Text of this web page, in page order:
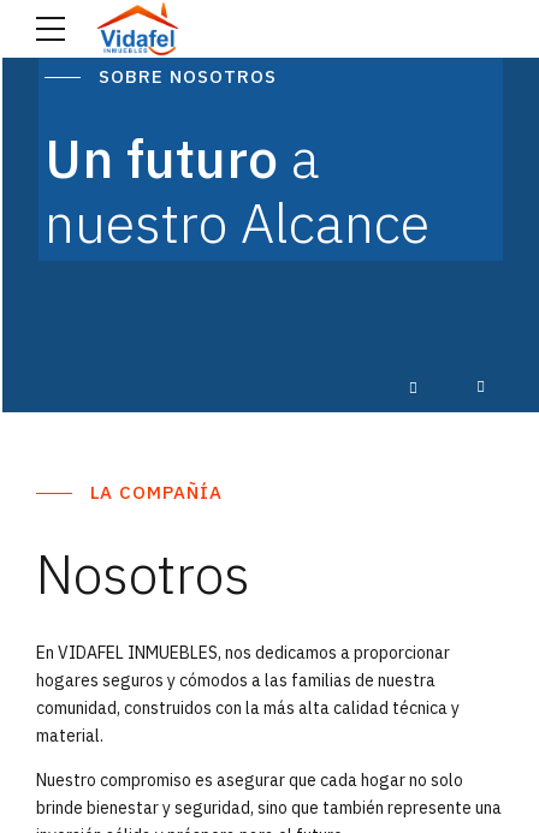
Un futuroa
nuestro Alcance
SOBRE NOSOTROS
Un futuro a
nuestro Alcance
Un futuroa
nuestro Alcance
LA COMPAÑÍA
Nosotros
En VIDAFEL INMUEBLES, nos dedicamos a proporcionar
hogares seguros y cómodos a las familias de nuestra
comunidad, construidos con la más alta calidad técnica y
material.
Nuestro compromiso es asegurar que cada hogar no solo
brinde bienestar y seguridad, sino que también represente una